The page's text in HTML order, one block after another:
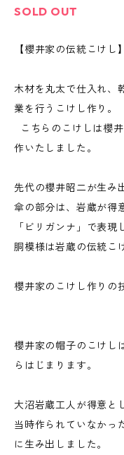
SOLD OUT
【櫻井家の伝統こけし
木材を丸太で仕入れ、
業を行うこけし作り。
こちらのこけしは櫻
作いたしました。
先代の櫻井昭二が生み
傘の部分は、岩蔵が得
「ビリガンナ」で表現
胴模様は岩蔵の伝統こ
櫻井家のこけし作りの
櫻井家の帽子のこけし
らはじまります。
大沼岩蔵工人が得意と
当時作られていなかっ
に生み出しました。